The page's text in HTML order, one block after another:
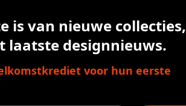
is van nieuwe collecties,
laatste designnieuws.
voor hun eerste